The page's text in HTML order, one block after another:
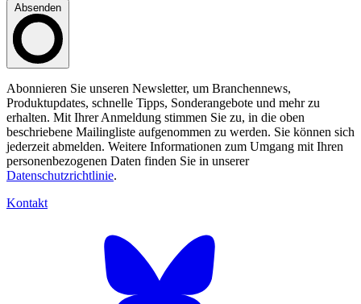
Absenden
Abonnieren Sie unseren Newsletter, um Branchennews,
Produktupdates, schnelle Tipps, Sonderangebote und mehr zu
erhalten. Mit Ihrer Anmeldung stimmen Sie zu, in die oben
beschriebene Mailingliste aufgenommen zu werden. Sie können sich
jederzeit abmelden. Weitere Informationen zum Umgang mit Ihren
personenbezogenen Daten finden Sie in unserer
Datenschutzrichtlinie.
Kontakt